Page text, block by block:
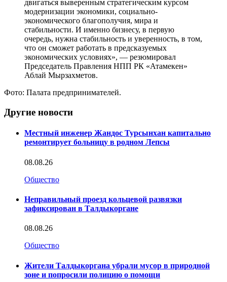
двигаться выверенным стратегическим курсом
модернизации экономики, социально-
экономического благополучия, мира и
стабильности. И именно бизнесу, в первую
очередь, нужна стабильность и уверенность, в том,
что он сможет работать в предсказуемых
экономических условиях», — резюмировал
Председатель Правления НПП РК «Атамекен»
Аблай Мырзахметов.
Фото: Палата предпринимателей.
Другие новости
Местный инженер Жандос Турсынхан капитально
ремонтирует больницу в родном Лепсы
08.08.26
Общество
Неправильный проезд кольцевой развязки
зафиксирован в Талдыкоргане
08.08.26
Общество
Жители Талдыкоргана убрали мусор в природной
зоне и попросили полицию о помощи